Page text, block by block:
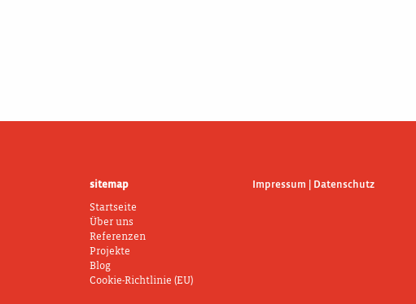
sitemap
Startseite
Über uns
Referenzen
Projekte
Blog
Cookie-Richtlinie (EU)
Impressum | Datenschutz